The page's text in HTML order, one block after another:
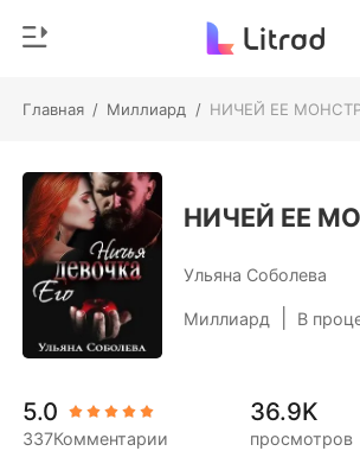
Главная / Миллиард / НИЧЕЙ ЕЕ
Пополнить
История чтения
Выйти
Скачать приложение
Жанр
Соврем
Оборотни
Романы
Миллиард
НИЧЕЙ ЕЕ
Ульяна Соболева
Миллиард В
5.0
337Комментарии
36.9K
просмотров